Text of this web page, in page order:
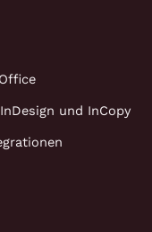
und InCopy